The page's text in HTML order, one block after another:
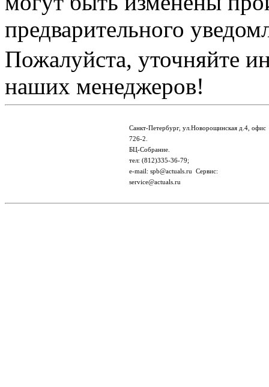
предварительного
Пожалуйста, уточняйте
наших менеджеров!
Санкт-Петербург, ул.Новорощинская д.4, офис
726-2.
БЦ-Собрание.
тел: (812)335-36-79;
e-mail: spb@actuals.ru Сервис:
service@actuals.ru